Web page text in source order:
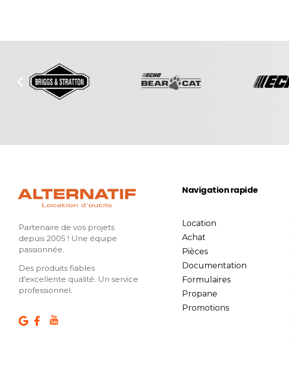
Partenaire de vos projets
depuis 2005 ! Une équipe
passionnée.
Des produits fiables
d’excellente qualité. Un service
professionnel.
Navigation rapide
Location
Achat
Pièces
Documentation
Formulaires
Propane
Promotions